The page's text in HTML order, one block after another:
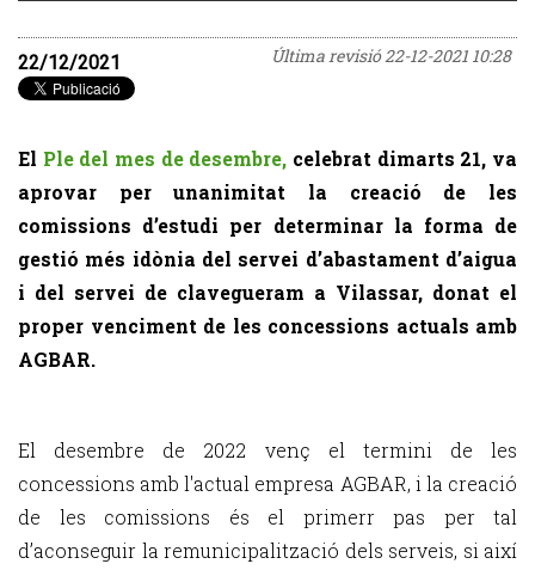
Última revisió22-12-2021 10:28
22/12/2021
El Ple del mes de desembre, celebrat dimarts 21, va
aprovar per unanimitat la creació de les
comissions d’estudi per determinar la forma de
gestió més idònia del servei d’abastament d’aigua
i del servei de clavegueram a Vilassar, donat el
proper venciment de les concessions actuals amb
AGBAR.
El desembre de 2022 venç el termini de les
concessions amb l'actual empresa AGBAR, i la creació
de les comissions és el primerr pas per tal
d’aconseguir la remunicipalització dels serveis, si així